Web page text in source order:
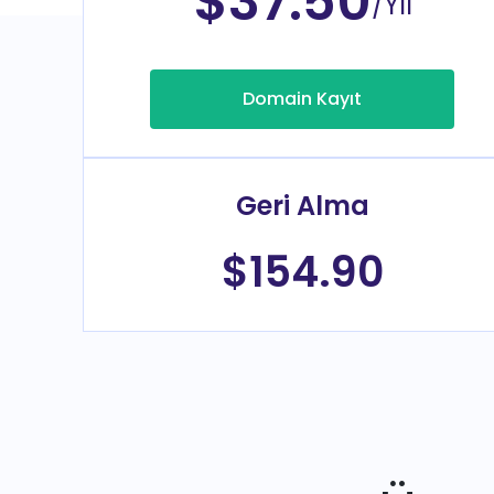
Domain Kayıt
Geri Alma
$154.90